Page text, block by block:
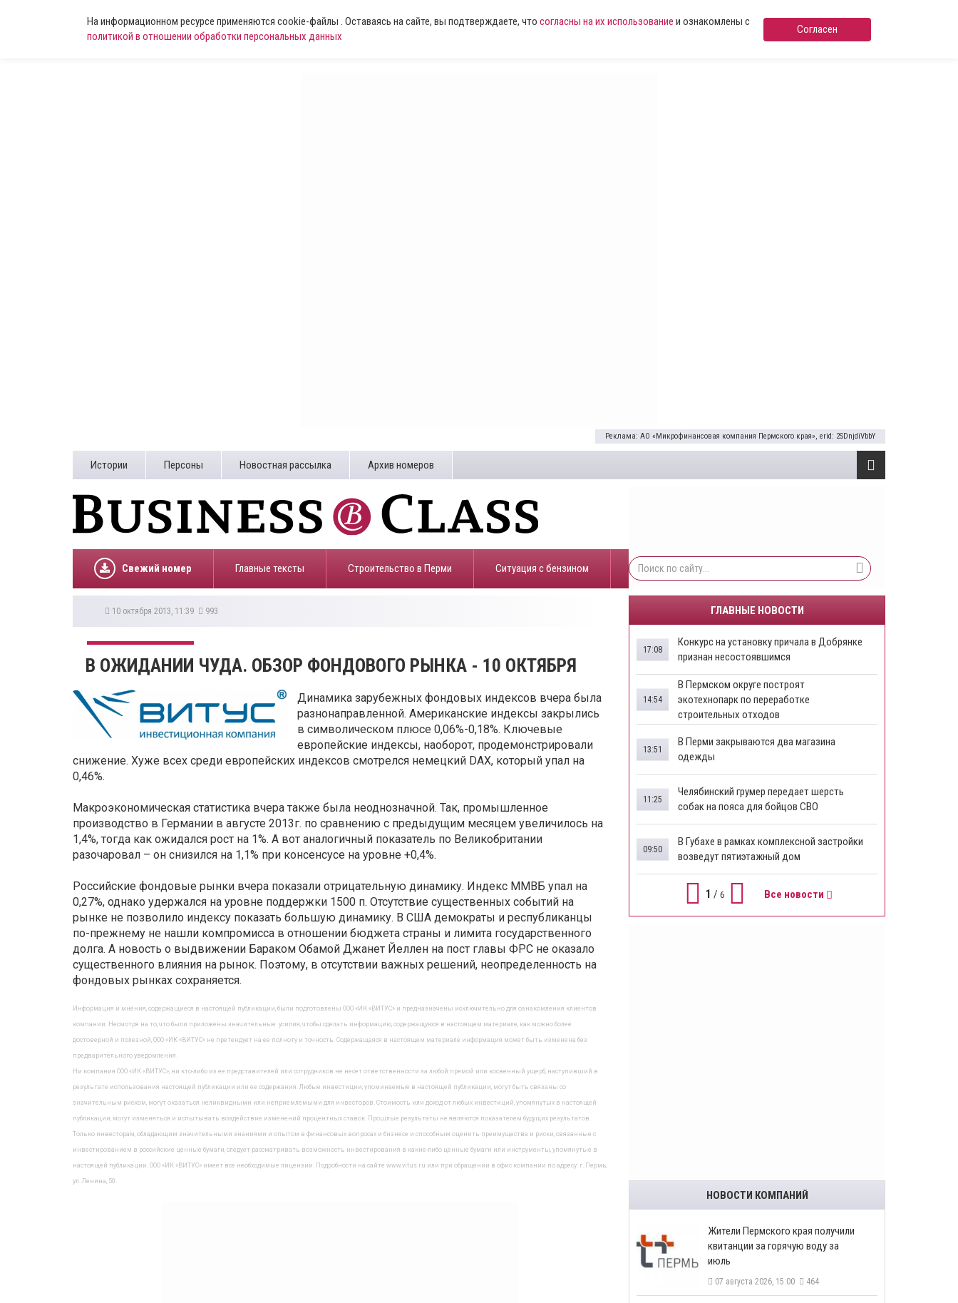
На информационном ресурсе применяются cookie-файлы . Оставаясь на сайте, вы подтверждаете, что согласны на их использование и ознакомлены с
политикой в отношении обработки персональных данных
Согласен
Реклама: АО «Микрофинансовая компания Пермского края», erid: 2SDnjdiVbbY
Истории Персоны Новостная рассылка Архив номеров
Свежий номер Главные тексты Строительство в Перми ​Ситуация с бензином
10 октября 2013, 11:39 993
В ОЖИДАНИИ ЧУДА. ОБЗОР ФОНДОВОГО РЫНКА - 10 ОКТЯБРЯ
Динамика зарубежных фондовых индексов вчера была
разнонаправленной. Американские индексы закрылись
в символическом плюсе 0,06%-0,18%. Ключевые
европейские индексы, наоборот, продемонстрировали
снижение. Хуже всех среди европейских индексов смотрелся немецкий DAX, который упал на
0,46%.
Макроэкономическая статистика вчера также была неоднозначной. Так, промышленное
производство в Германии в августе 2013г. по сравнению с предыдущим месяцем увеличилось на
1,4%, тогда как ожидался рост на 1%. А вот аналогичный показатель по Великобритании
разочаровал – он снизился на 1,1% при консенсусе на уровне +0,4%.
Российские фондовые рынки вчера показали отрицательную динамику. Индекс ММВБ упал на
0,27%, однако удержался на уровне поддержки 1500 п. Отсутствие существенных событий на
рынке не позволило индексу показать большую динамику. В США демократы и республиканцы
по-прежнему не нашли компромисса в отношении бюджета страны и лимита государственного
долга. А новость о выдвижении Бараком Обамой Джанет Йеллен на пост главы ФРС не оказало
существенного влияния на рынок. Поэтому, в отсутствии важных решений, неопределенность на
фондовых рынках сохраняется.
Информация и мнения, содержащиеся в настоящей публикации, были подготовлены ООО «ИК «ВИТУС» и предназначены исключительно для ознакомления клиентов
компании. Несмотря на то, что были приложены значительные усилия, чтобы сделать информацию, содержащуюся в настоящем материале, как можно более
достоверной и полезной, ООО «ИК «ВИТУС» не претендует на ее полноту и точность. Содержащаяся в настоящем материале информация может быть изменена без
предварительного уведомления.
Ни компания ООО «ИК «ВИТУС», ни кто-либо из ее представителей или сотрудников не несет ответственности за любой прямой или косвенный ущерб, наступивший в
результате использования настоящей публикации или ее содержания. Любые инвестиции, упоминаемые в настоящей публикации, могут быть связаны со
значительным риском, могут оказаться неликвидными или неприемлемыми для инвесторов. Стоимость или доход от любых инвестиций, упомянутых в настоящей
публикации, могут изменяться и испытывать воздействие изменений процентных ставок. Прошлые результаты не являются показателем будущих результатов.
Только инвесторам, обладающим значительными знаниями и опытом в финансовых вопросах и бизнесе и способным оценить преимущества и риски, связанные с
инвестированием в российские ценные бумаги, следует рассматривать возможность инвестирования в какие-либо ценные бумаги или инструменты, упомянутые в
настоящей публикации. ООО «ИК «ВИТУС» имеет все необходимые лицензии. Подробности на сайте www.vitus.ru или при обращении в офис компании по адресу: г. Пермь,
ул. Ленина, 50.
ГЛАВНЫЕ НОВОСТИ
Конкурс на установку причала в Добрянке
признан несостоявшимся
17:08
В Пермском округе построят
экотехнопарк по переработке
строительных отходов
14:54
В Перми закрываются два магазина
одежды
13:51
Челябинский грумер передает шерсть
собак на пояса для бойцов СВО
11:25
В Губахе в рамках комплексной застройки
возведут пятиэтажный дом
09:50
1 / 6 Все новости
НОВОСТИ КОМПАНИЙ
​Жители Пермского края получили
квитанции за горячую воду за
июль
07 августа 2026, 15:00 464